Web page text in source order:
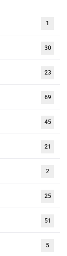
1
30
23
69
45
21
2
25
51
5